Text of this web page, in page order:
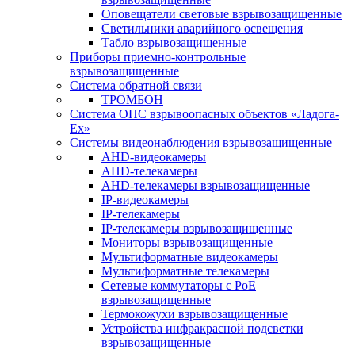
Оповещатели световые взрывозащищенные
Светильники аварийного освещения
Табло взрывозащищенные
Приборы приемно-контрольные
взрывозащищенные
Система обратной связи
ТРОМБОН
Система ОПС взрывоопасных объектов «Ладога-
Ex»
Системы видеонаблюдения взрывозащищенные
AHD-видеокамеры
AHD-телекамеры
AHD-телекамеры взрывозащищенные
IP-видеокамеры
IP-телекамеры
IP-телекамеры взрывозащищенные
Мониторы взрывозащищенные
Мультиформатные видеокамеры
Мультиформатные телекамеры
Сетевые коммутаторы с РоЕ
взрывозащищенные
Термокожухи взрывозащищенные
Устройства инфракрасной подсветки
взрывозащищенные